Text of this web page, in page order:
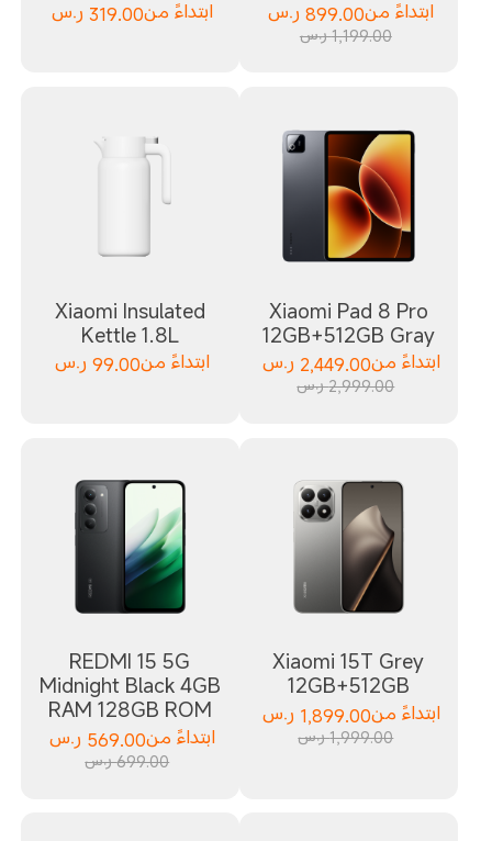
ابتداءً من899.00ر.س
1,199.00 ر.س
ابتداءً من319.00ر.س
Xiaomi Pad 8 Pro
12GB+512GB Gray
ابتداءً من2,449.00 ر.س
2,999.00 ر.س
Xiaomi Insulated
Kettle 1.8L
ابتداءً من99.00ر.س
Xiaomi 15T Grey
12GB+512GB
ابتداءً من1,899.00 ر.س
1,999.00 ر.س
REDMI 15 5G
Midnight Black 4GB
RAM 128GB ROM
ابتداءً من569.00 ر.س
699.00 ر.س